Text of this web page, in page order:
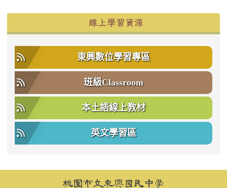
線上學習資源
東興數位學習專區
班級Classroom
本土語線上教材
英文學習區
頁尾區域內容桃園市立東興國民中學